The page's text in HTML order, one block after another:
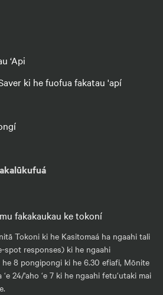
‘Api
ki he fuofua fakatau 'apí
fakakaukau ke tokoní
Tokoni ki he Kasitomaá ha ngaahi tali
spot responses) ki he ngaahi
he 8 pongipongi ki he 6.30 efiafi, Mōnite
24/'aho ‘e 7 ki he ngaahi fetu‘utaki mai